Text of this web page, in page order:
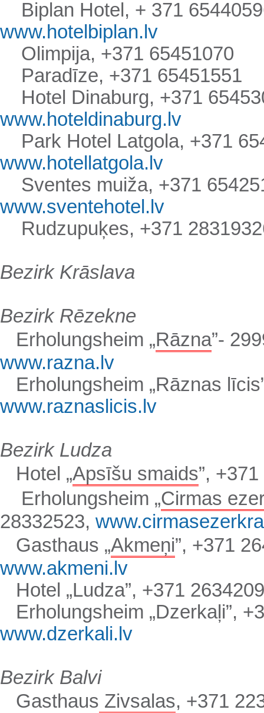
Biplan Hotel, + 371
www.hotelbiplan.lv
Olimpija, +371 65451070
Paradīze, +371 65451551
Hotel Dinaburg, +371
www.hoteldinaburg.lv
Park Hotel Latgola, +371
www.hotellatgola.lv
Sventes muiža, +371
www.sventehotel.lv
Rudzupuķes, +371
BezirkKrāslava
BezirkRēzekne
Erholungsheim „Rāzna”-
www.razna.lv
Erholungsheim „Rāznas
www.raznaslicis.lv
BezirkLudza
Hotel „Apsīšu smaids”, +371
Erholungsheim „Cirmas
28332523,
Gasthaus „Akmeņi”, +371
www.akmeni.lv
Hotel „Ludza”, +371
Erholungsheim „Dzerkaļi”, +
www.dzerkali.lv
BezirkBalvi
Gasthaus Zivsalas, +371